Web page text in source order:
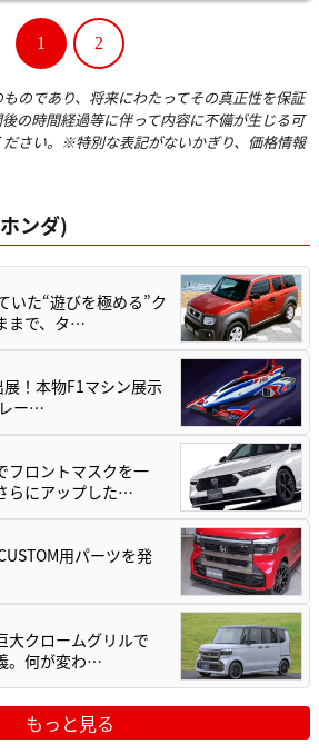
1 2
のであり、将来にわたってその真正性を保証
の時間経過等に伴って内容に不備が生じる可
さい。※特別な表記がないかぎり、価格情報
ンダ)
いた“遊びを極める”ク
まで、タ…
！本物F1マシン展示
ー…
フロントマスクを一
らにアップした…
用パーツを発
大クロームグリルで
。何が変わ…
もっと見る